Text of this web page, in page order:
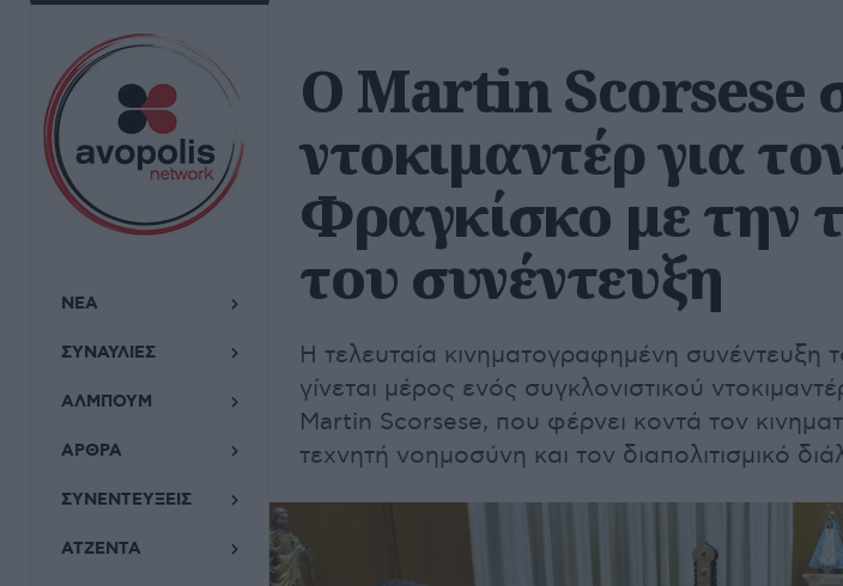
ΝΕΑ
ΣΥΝΑΥΛΙΕΣ
ΑΛΜΠΟΥΜ
ΑΡΘΡΑ
ΣΥΝΕΝΤΕΥΞΕΙΣ
ΑΤΖΕΝΤΑ
Ο Martin Scorsese
ντοκιμαντέρ για
Φραγκίσκο με την
του συνέντευξη
Η τελευταία κινηματογραφημένη
γίνεται μέρος ενός συγκλονιστικού
Martin Scorsese, που φέρνει κοντά τον
τεχνητή νοημοσύνη και τον διαπολιτισμικό